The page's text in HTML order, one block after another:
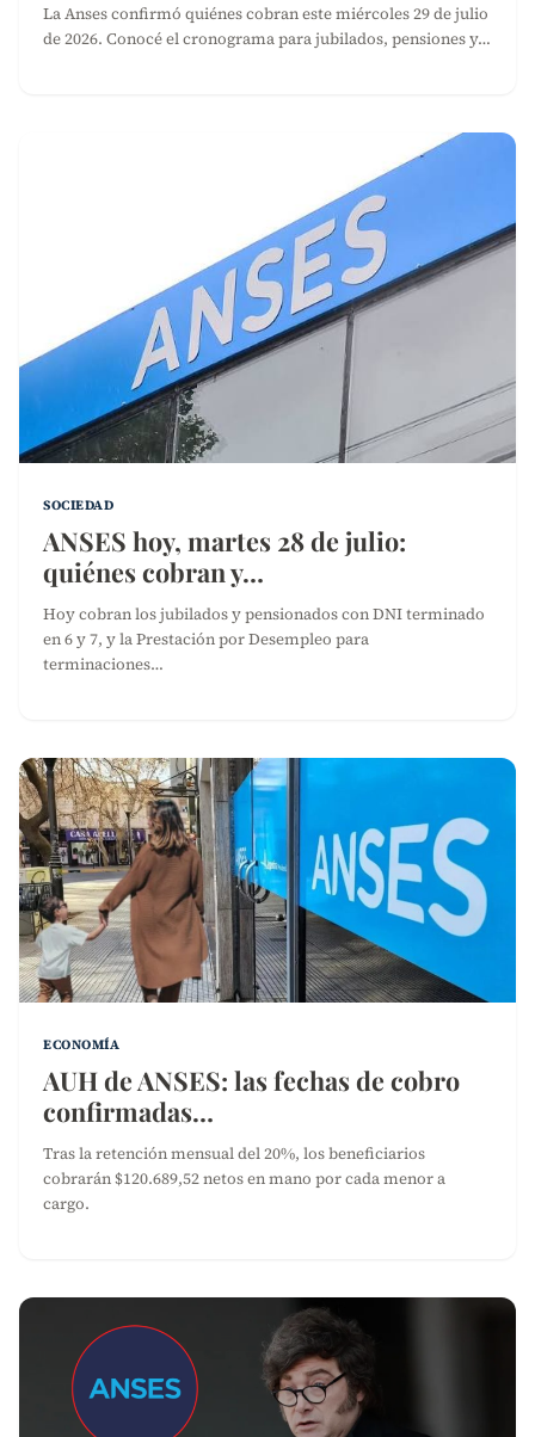
La Anses confirmó quiénes cobran este miércoles 29 de julio
de 2026. Conocé el cronograma para jubilados, pensiones y…
SOCIEDAD
ANSES hoy, martes 28 de julio:
quiénes cobran y…
Hoy cobran los jubilados y pensionados con DNI terminado
en 6 y 7, y la Prestación por Desempleo para
terminaciones…
ECONOMÍA
AUH de ANSES: las fechas de cobro
confirmadas…
Tras la retención mensual del 20%, los beneficiarios
cobrarán $120.689,52 netos en mano por cada menor a
cargo.